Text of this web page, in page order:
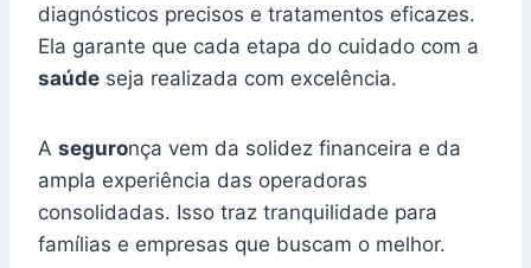
diagnósticos precisos e tratamentos eficazes.
Ela garante que cada etapa do cuidado com a
saúde seja realizada com excelência.
A seguronça vem da solidez financeira e da
ampla experiência das operadoras
consolidadas. Isso traz tranquilidade para
famílias e empresas que buscam o melhor.